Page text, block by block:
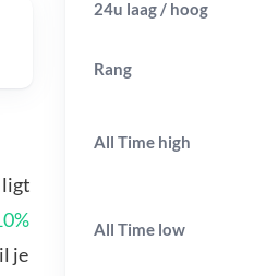
ligt
je
24u laag / hoog
Rang
All Time high
All Time low